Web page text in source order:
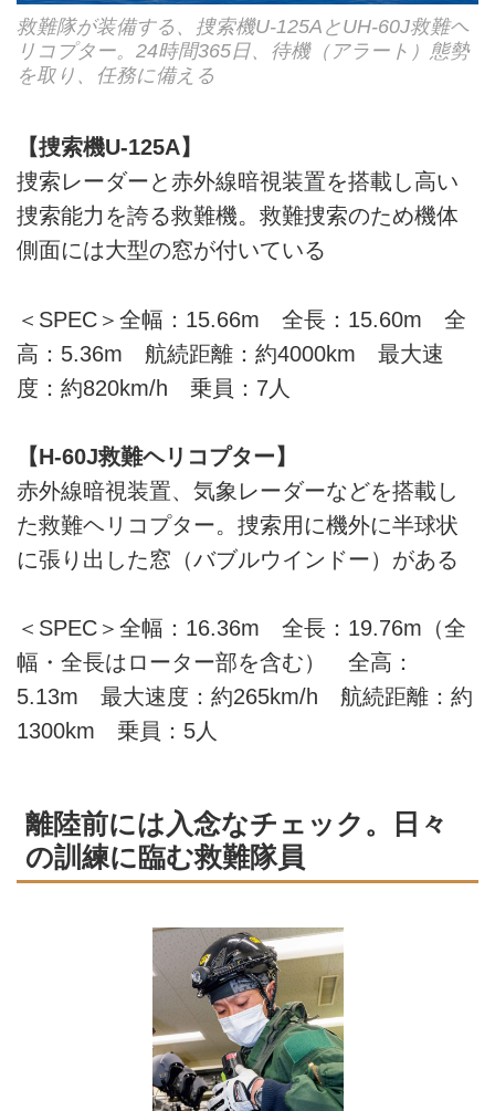
救難隊が装備する、捜索機U-125AとUH-60J救難ヘ
リコプター。24時間365日、待機（アラート）態勢
を取り、任務に備える
【捜索機U-125A】
捜索レーダーと赤外線暗視装置を搭載し高い
捜索能力を誇る救難機。救難捜索のため機体
側面には大型の窓が付いている
＜SPEC＞全幅：15.66m 全長：15.60m 全
高：5.36m 航続距離：約4000km 最大速
度：約820km/h 乗員：7人
【H-60J救難ヘリコプター】
赤外線暗視装置、気象レーダーなどを搭載し
た救難ヘリコプター。捜索用に機外に半球状
に張り出した窓（バブルウインドー）がある
＜SPEC＞全幅：16.36m 全長：19.76m（全
幅・全長はローター部を含む） 全高：
5.13m 最大速度：約265km/h 航続距離：約
1300km 乗員：5人
離陸前には入念なチェック。日々
の訓練に臨む救難隊員